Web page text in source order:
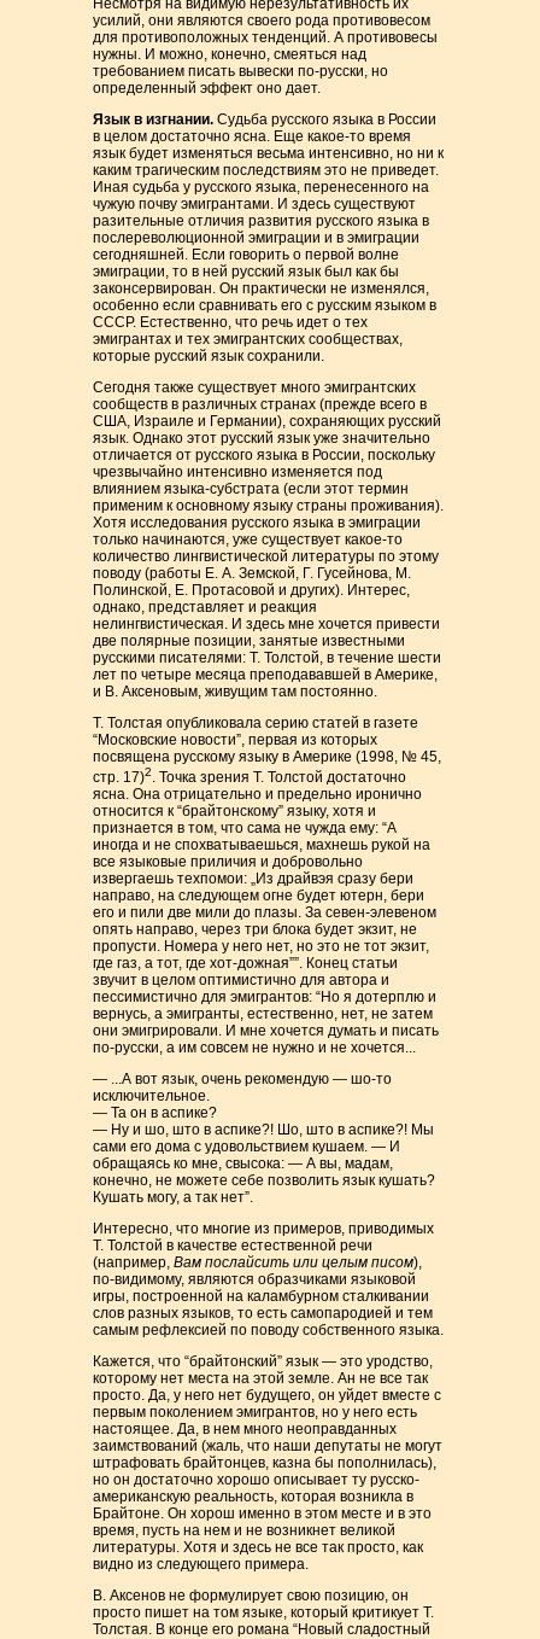
Несмотря на видимую нерезультативность их
усилий, они являются своего рода противовесом
для противоположных тенденций. А противовесы
нужны. И можно, конечно, смеяться над
требованием писать вывески по-русски, но
определенный эффект оно дает.
Язык в изгнании. Судьба русского языка в России
в целом достаточно ясна. Еще какое-то время
язык будет изменяться весьма интенсивно, но ни к
каким трагическим последствиям это не приведет.
Иная судьба у русского языка, перенесенного на
чужую почву эмигрантами. И здесь существуют
разительные отличия развития русского языка в
послереволюционной эмиграции и в эмиграции
сегодняшней. Если говорить о первой волне
эмиграции, то в ней русский язык был как бы
законсервирован. Он практически не изменялся,
особенно если сравнивать его с русским языком в
СССР. Естественно, что речь идет о тех
эмигрантах и тех эмигрантских сообществах,
которые русский язык сохранили.
Сегодня также существует много эмигрантских
сообществ в различных странах (прежде всего в
США, Израиле и Германии), сохраняющих русский
язык. Однако этот русский язык уже значительно
отличается от русского языка в России, поскольку
чрезвычайно интенсивно изменяется под
влиянием языка-субстрата (если этот термин
применим к основному языку страны проживания).
Хотя исследования русского языка в эмиграции
только начинаются, уже существует какое-то
количество лингвистической литературы по этому
поводу (работы Е. А. Земской, Г. Гусейнова, М.
Полинской, Е. Протасовой и других). Интерес,
однако, представляет и реакция
нелингвистическая. И здесь мне хочется привести
две полярные позиции, занятые известными
русскими писателями: Т. Толстой, в течение шести
лет по четыре месяца преподававшей в Америке,
и В. Аксеновым, живущим там постоянно.
Т. Толстая опубликовала серию статей в газете
“Московские новости”, первая из которых
посвящена русскому языку в Америке (1998, № 45,
стр. 17)2. Точка зрения Т. Толстой достаточно
ясна. Она отрицательно и предельно иронично
относится к “брайтонскому” языку, хотя и
признается в том, что сама не чужда ему: “А
иногда и не спохватываешься, махнешь рукой на
все языковые приличия и добровольно
извергаешь техпомои: „Из драйвэя сразу бери
направо, на следующем огне будет ютерн, бери
его и пили две мили до плазы. За севен-элевеном
опять направо, через три блока будет экзит, не
пропусти. Номера у него нет, но это не тот экзит,
где газ, а тот, где хот-дожная””. Конец статьи
звучит в целом оптимистично для автора и
пессимистично для эмигрантов: “Но я дотерплю и
вернусь, а эмигранты, естественно, нет, не затем
они эмигрировали. И мне хочется думать и писать
по-русски, а им совсем не нужно и не хочется...
— ...А вот язык, очень рекомендую — шо-то
исключительное.
— Та он в аспике?
— Ну и шо, што в аспике?! Шо, што в аспике?! Мы
сами его дома с удовольствием кушаем. — И
обращаясь ко мне, свысока: — А вы, мадам,
конечно, не можете себе позволить язык кушать?
Кушать могу, а так нет”.
Интересно, что многие из примеров, приводимых
Т. Толстой в качестве естественной речи
(например,Вам послайсить или целым писом),
по-видимому, являются образчиками языковой
игры, построенной на каламбурном сталкивании
слов разных языков, то есть самопародией и тем
самым рефлексией по поводу собственного языка.
Кажется, что “брайтонский” язык — это уродство,
которому нет места на этой земле. Ан не все так
просто. Да, у него нет будущего, он уйдет вместе с
первым поколением эмигрантов, но у него есть
настоящее. Да, в нем много неоправданных
заимствований (жаль, что наши депутаты не могут
штрафовать брайтонцев, казна бы пополнилась),
но он достаточно хорошо описывает ту русско-
американскую реальность, которая возникла в
Брайтоне. Он хорош именно в этом месте и в это
время, пусть на нем и не возникнет великой
литературы. Хотя и здесь не все так просто, как
видно из следующего примера.
В. Аксенов не формулирует свою позицию, он
просто пишет на том языке, который критикует Т.
Толстая. В конце его романа “Новый сладостный